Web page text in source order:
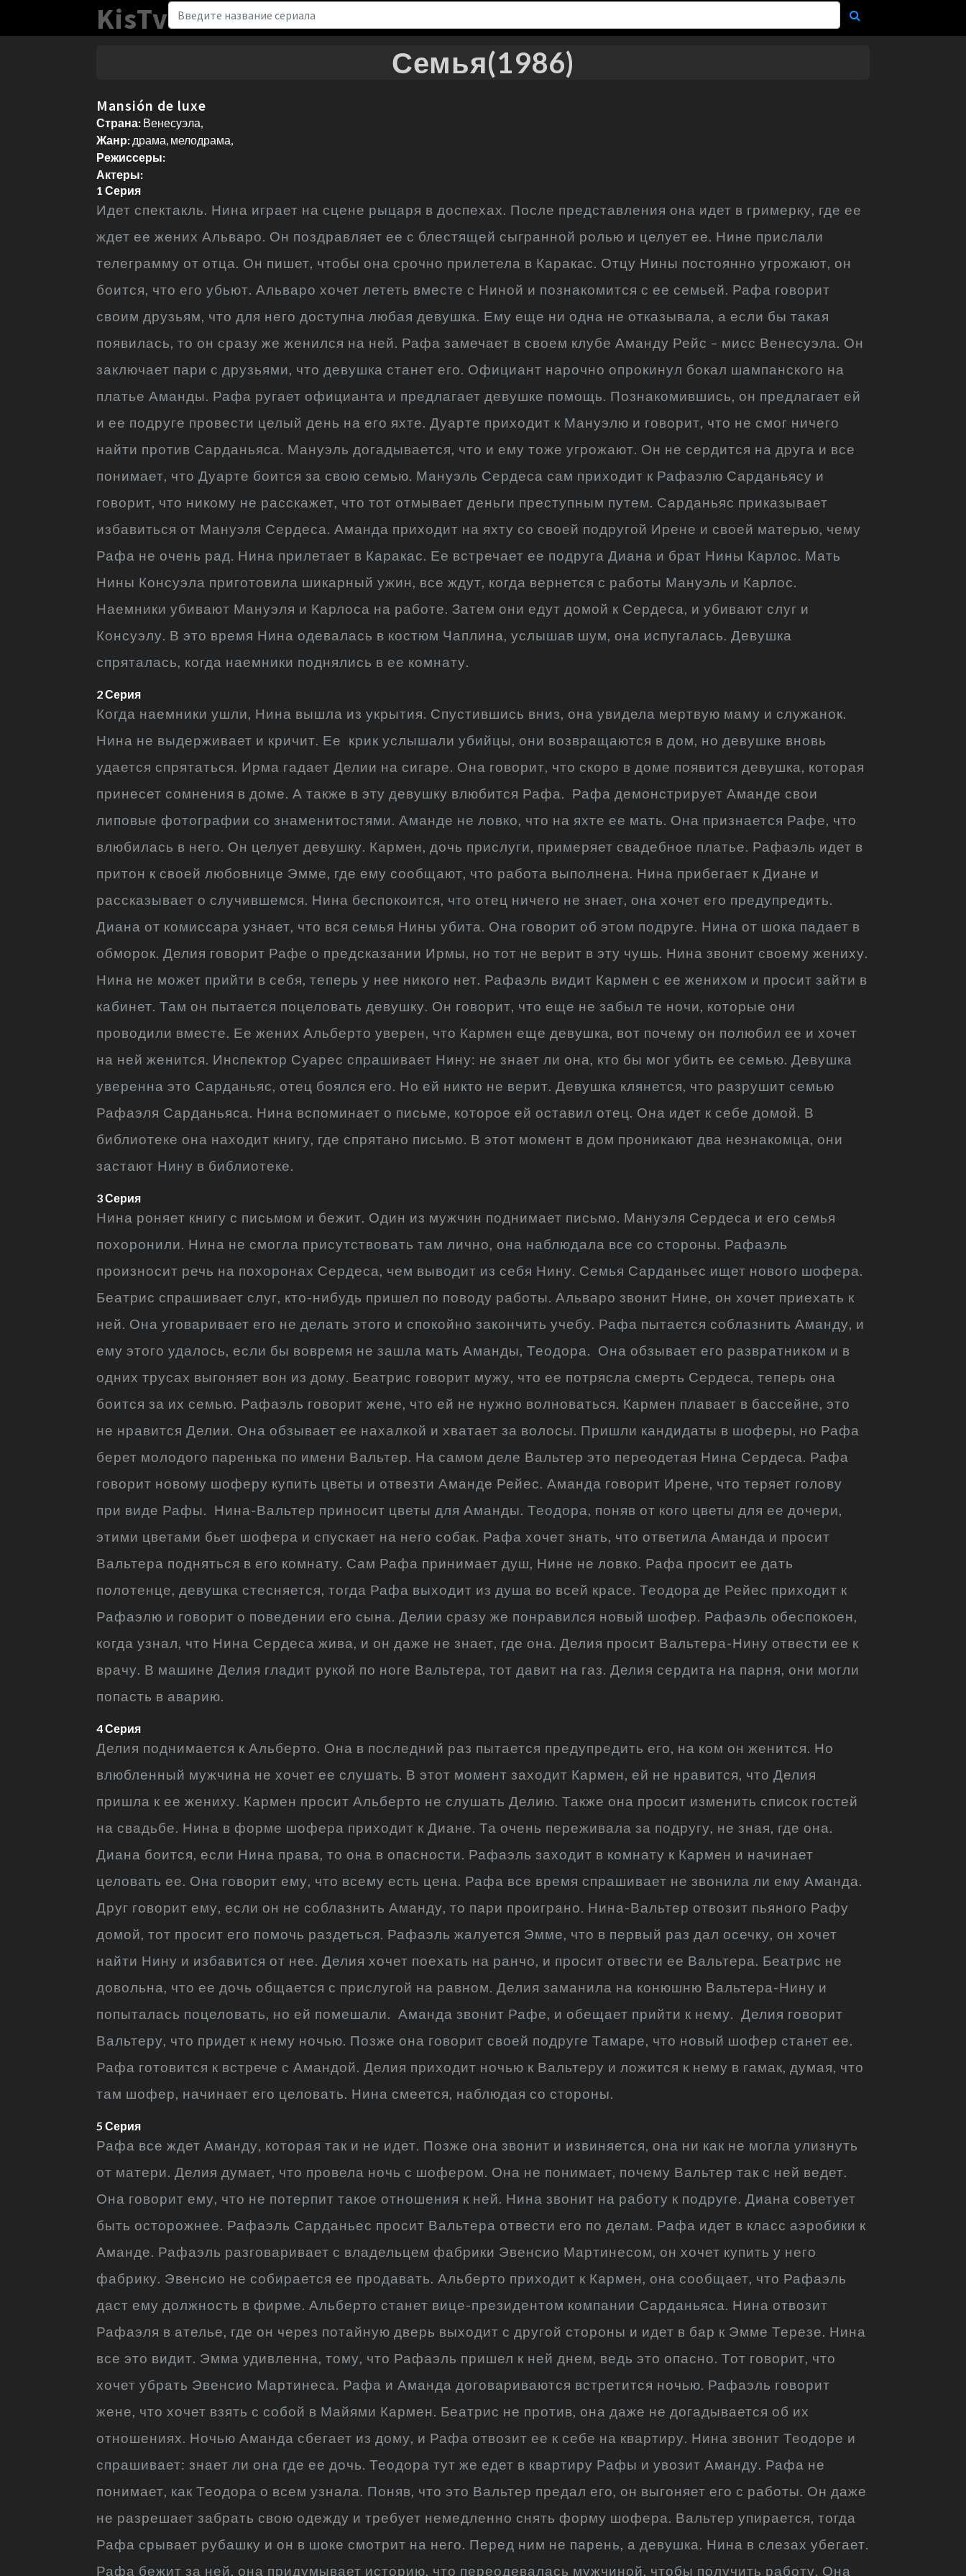
KisTv
Семья(1986)
Mansión de luxe
Страна: Венесуэла,
Жанр: драма, мелодрама,
Режиссеры:
Актеры:
1 Серия
Идет спектакль. Нина играет на сцене рыцаря в доспехах. После представления она идет в гримерку, где ее
ждет ее жених Альваро. Он поздравляет ее с блестящей сыгранной ролью и целует ее. Нине прислали
телеграмму от отца. Он пишет, чтобы она срочно прилетела в Каракас. Отцу Нины постоянно угрожают, он
боится, что его убьют. Альваро хочет лететь вместе с Ниной и познакомится с ее семьей. Рафа говорит
своим друзьям, что для него доступна любая девушка. Ему еще ни одна не отказывала, а если бы такая
появилась, то он сразу же женился на ней. Рафа замечает в своем клубе Аманду Рейс – мисс Венесуэла. Он
заключает пари с друзьями, что девушка станет его. Официант нарочно опрокинул бокал шампанского на
платье Аманды. Рафа ругает официанта и предлагает девушке помощь. Познакомившись, он предлагает ей
и ее подруге провести целый день на его яхте. Дуарте приходит к Мануэлю и говорит, что не смог ничего
найти против Сарданьяса. Мануэль догадывается, что и ему тоже угрожают. Он не сердится на друга и все
понимает, что Дуарте боится за свою семью. Мануэль Сердеса сам приходит к Рафаэлю Сарданьясу и
говорит, что никому не расскажет, что тот отмывает деньги преступным путем. Сарданьяс приказывает
избавиться от Мануэля Сердеса. Аманда приходит на яхту со своей подругой Ирене и своей матерью, чему
Рафа не очень рад. Нина прилетает в Каракас. Ее встречает ее подруга Диана и брат Нины Карлос. Мать
Нины Консуэла приготовила шикарный ужин, все ждут, когда вернется с работы Мануэль и Карлос.
Наемники убивают Мануэля и Карлоса на работе. Затем они едут домой к Сердеса, и убивают слуг и
Консуэлу. В это время Нина одевалась в костюм Чаплина, услышав шум, она испугалась. Девушка
спряталась, когда наемники поднялись в ее комнату.
2 Серия
Когда наемники ушли, Нина вышла из укрытия. Спустившись вниз, она увидела мертвую маму и служанок.
Нина не выдерживает и кричит. Ее крик услышали убийцы, они возвращаются в дом, но девушке вновь
удается спрятаться. Ирма гадает Делии на сигаре. Она говорит, что скоро в доме появится девушка, которая
принесет сомнения в доме. А также в эту девушку влюбится Рафа. Рафа демонстрирует Аманде свои
липовые фотографии со знаменитостями. Аманде не ловко, что на яхте ее мать. Она признается Рафе, что
влюбилась в него. Он целует девушку. Кармен, дочь прислуги, примеряет свадебное платье. Рафаэль идет в
притон к своей любовнице Эмме, где ему сообщают, что работа выполнена. Нина прибегает к Диане и
рассказывает о случившемся. Нина беспокоится, что отец ничего не знает, она хочет его предупредить.
Диана от комиссара узнает, что вся семья Нины убита. Она говорит об этом подруге. Нина от шока падает в
обморок. Делия говорит Рафе о предсказании Ирмы, но тот не верит в эту чушь. Нина звонит своему жениху.
Нина не может прийти в себя, теперь у нее никого нет. Рафаэль видит Кармен с ее женихом и просит зайти в
кабинет. Там он пытается поцеловать девушку. Он говорит, что еще не забыл те ночи, которые они
проводили вместе. Ее жених Альберто уверен, что Кармен еще девушка, вот почему он полюбил ее и хочет
на ней женится. Инспектор Суарес спрашивает Нину: не знает ли она, кто бы мог убить ее семью. Девушка
уверенна это Сарданьяс, отец боялся его. Но ей никто не верит. Девушка клянется, что разрушит семью
Рафаэля Сарданьяса. Нина вспоминает о письме, которое ей оставил отец. Она идет к себе домой. В
библиотеке она находит книгу, где спрятано письмо. В этот момент в дом проникают два незнакомца, они
застают Нину в библиотеке.
3 Серия
Нина роняет книгу с письмом и бежит. Один из мужчин поднимает письмо. Мануэля Сердеса и его семья
похоронили. Нина не смогла присутствовать там лично, она наблюдала все со стороны. Рафаэль
произносит речь на похоронах Сердеса, чем выводит из себя Нину. Семья Сарданьес ищет нового шофера.
Беатрис спрашивает слуг, кто-нибудь пришел по поводу работы. Альваро звонит Нине, он хочет приехать к
ней. Она уговаривает его не делать этого и спокойно закончить учебу. Рафа пытается соблазнить Аманду, и
ему этого удалось, если бы вовремя не зашла мать Аманды, Теодора. Она обзывает его развратником и в
одних трусах выгоняет вон из дому. Беатрис говорит мужу, что ее потрясла смерть Сердеса, теперь она
боится за их семью. Рафаэль говорит жене, что ей не нужно волноваться. Кармен плавает в бассейне, это
не нравится Делии. Она обзывает ее нахалкой и хватает за волосы. Пришли кандидаты в шоферы, но Рафа
берет молодого паренька по имени Вальтер. На самом деле Вальтер это переодетая Нина Сердеса. Рафа
говорит новому шоферу купить цветы и отвезти Аманде Рейес. Аманда говорит Ирене, что теряет голову
при виде Рафы. Нина-Вальтер приносит цветы для Аманды. Теодора, поняв от кого цветы для ее дочери,
этими цветами бьет шофера и спускает на него собак. Рафа хочет знать, что ответила Аманда и просит
Вальтера подняться в его комнату. Сам Рафа принимает душ, Нине не ловко. Рафа просит ее дать
полотенце, девушка стесняется, тогда Рафа выходит из душа во всей красе. Теодора де Рейес приходит к
Рафаэлю и говорит о поведении его сына. Делии сразу же понравился новый шофер. Рафаэль обеспокоен,
когда узнал, что Нина Сердеса жива, и он даже не знает, где она. Делия просит Вальтера-Нину отвести ее к
врачу. В машине Делия гладит рукой по ноге Вальтера, тот давит на газ. Делия сердита на парня, они могли
попасть в аварию.
4 Серия
Делия поднимается к Альберто. Она в последний раз пытается предупредить его, на ком он женится. Но
влюбленный мужчина не хочет ее слушать. В этот момент заходит Кармен, ей не нравится, что Делия
пришла к ее жениху. Кармен просит Альберто не слушать Делию. Также она просит изменить список гостей
на свадьбе. Нина в форме шофера приходит к Диане. Та очень переживала за подругу, не зная, где она.
Диана боится, если Нина права, то она в опасности. Рафаэль заходит в комнату к Кармен и начинает
целовать ее. Она говорит ему, что всему есть цена. Рафа все время спрашивает не звонила ли ему Аманда.
Друг говорит ему, если он не соблазнить Аманду, то пари проиграно. Нина-Вальтер отвозит пьяного Рафу
домой, тот просит его помочь раздеться. Рафаэль жалуется Эмме, что в первый раз дал осечку, он хочет
найти Нину и избавится от нее. Делия хочет поехать на ранчо, и просит отвести ее Вальтера. Беатрис не
довольна, что ее дочь общается с прислугой на равном. Делия заманила на конюшню Вальтера-Нину и
попыталась поцеловать, но ей помешали. Аманда звонит Рафе, и обещает прийти к нему. Делия говорит
Вальтеру, что придет к нему ночью. Позже она говорит своей подруге Тамаре, что новый шофер станет ее.
Рафа готовится к встрече с Амандой. Делия приходит ночью к Вальтеру и ложится к нему в гамак, думая, что
там шофер, начинает его целовать. Нина смеется, наблюдая со стороны.
5 Серия
Рафа все ждет Аманду, которая так и не идет. Позже она звонит и извиняется, она ни как не могла улизнуть
от матери. Делия думает, что провела ночь с шофером. Она не понимает, почему Вальтер так с ней ведет.
Она говорит ему, что не потерпит такое отношения к ней. Нина звонит на работу к подруге. Диана советует
быть осторожнее. Рафаэль Сарданьес просит Вальтера отвести его по делам. Рафа идет в класс аэробики к
Аманде. Рафаэль разговаривает с владельцем фабрики Эвенсио Мартинесом, он хочет купить у него
фабрику. Эвенсио не собирается ее продавать. Альберто приходит к Кармен, она сообщает, что Рафаэль
даст ему должность в фирме. Альберто станет вице-президентом компании Сарданьяса. Нина отвозит
Рафаэля в ателье, где он через потайную дверь выходит с другой стороны и идет в бар к Эмме Терезе. Нина
все это видит. Эмма удивленна, тому, что Рафаэль пришел к ней днем, ведь это опасно. Тот говорит, что
хочет убрать Эвенсио Мартинеса. Рафа и Аманда договариваются встретится ночью. Рафаэль говорит
жене, что хочет взять с собой в Майями Кармен. Беатрис не против, она даже не догадывается об их
отношениях. Ночью Аманда сбегает из дому, и Рафа отвозит ее к себе на квартиру. Нина звонит Теодоре и
спрашивает: знает ли она где ее дочь. Теодора тут же едет в квартиру Рафы и увозит Аманду. Рафа не
понимает, как Теодора о всем узнала. Поняв, что это Вальтер предал его, он выгоняет его с работы. Он даже
не разрешает забрать свою одежду и требует немедленно снять форму шофера. Вальтер упирается, тогда
Рафа срывает рубашку и он в шоке смотрит на него. Перед ним не парень, а девушка. Нина в слезах убегает.
Рафа бежит за ней, она придумывает историю, что переодевалась мужчиной, чтобы получить работу. Она